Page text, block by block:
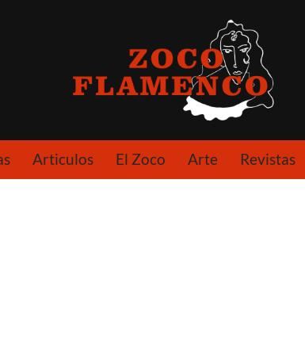
Articulos El Zoco Arte Revistas